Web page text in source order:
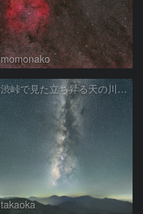
momonako
渋峠で見た立ち昇る天の川銀河
takaoka